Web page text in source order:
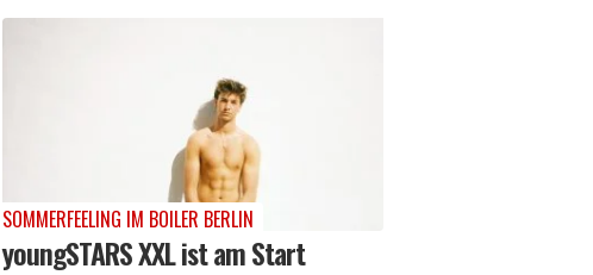
SOMMERFEELING IM BOILER BERLIN
youngSTARS XXL ist am Start